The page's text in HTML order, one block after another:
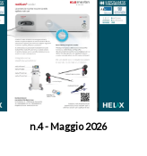
n.4 - Maggio 2026